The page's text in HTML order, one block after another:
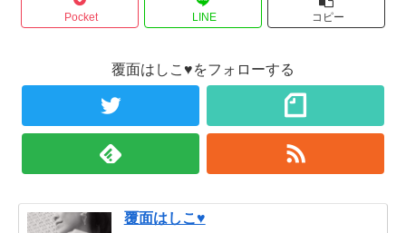
Pocket LINE コピー
覆面はしこ♥をフォローする
覆面はしこ♥